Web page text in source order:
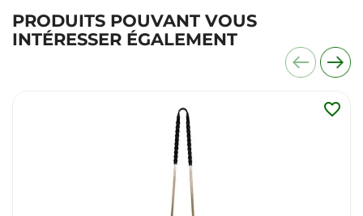
PRODUITS POUVANT VOUS
INTÉRESSER ÉGALEMENT
favorite_border